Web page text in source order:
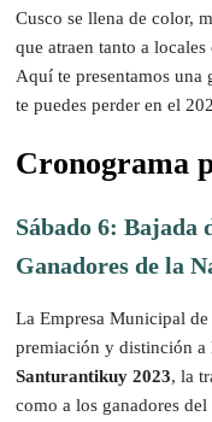
Cusco se llena de color,
que atraen tanto a
Aquí te presentamos una
te puedes perder en el
Cronograma
Sábado 6: Bajada
Ganadores de la
La Empresa Municipal
premiación y distinción a
Santurantikuy 2023, la
como a los ganadores